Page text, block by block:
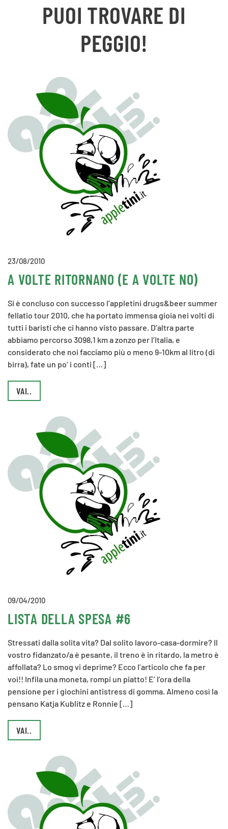
PUOI TROVARE DI
PEGGIO!
23/08/2010
A VOLTE RITORNANO (E A VOLTE NO)
Si è concluso con successo l’appletini drugs&beer summer
fellatio tour 2010, che ha portato immensa gioia nei volti di
tutti i baristi che ci hanno visto passare. D’altra parte
abbiamo percorso 3098,1 km a zonzo per l’Italia, e
considerato che noi facciamo più o meno 9-10km al litro (di
birra), fate un po’ i conti […]
VAI..
09/04/2010
LISTA DELLA SPESA #6
Stressati dalla solita vita? Dal solito lavoro-casa-dormire? Il
vostro fidanzato/a è pesante, il treno è in ritardo, la metro è
affollata? Lo smog vi deprime? Ecco l’articolo che fa per
voi!! Infila una moneta, rompi un piatto! E’ l’ora della
pensione per i giochini antistress di gomma. Almeno così la
pensano Katja Kublitz e Ronnie […]
VAI..